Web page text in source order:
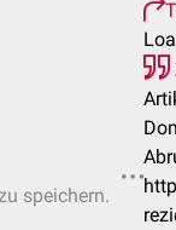
speichern.